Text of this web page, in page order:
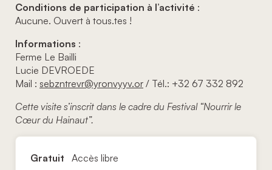
Conditions de participation à l’activité :
Aucune. Ouvert à tous.tes !
Informations :
Ferme Le Bailli
Lucie DEVROEDE
Mail : sebzntrevr@yronvyyv.or / Tél.: +32 67 332 892
Cette visite s’inscrit dans le cadre du Festival “Nourrir le
Cœur du Hainaut”.
Gratuit Accès libre